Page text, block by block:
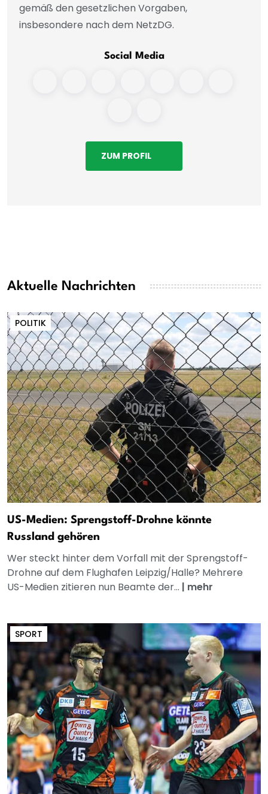
gemäß den gesetzlichen Vorgaben,
insbesondere nach dem NetzDG.
Social Media
ZUM PROFIL
Aktuelle Nachrichten
POLITIK
US-Medien: Sprengstoff-Drohne könnte
Russland gehören
Wer steckt hinter dem Vorfall mit der Sprengstoff-
Drohne auf dem Flughafen Leipzig/Halle? Mehrere
US-Medien zitieren nun Beamte der... | mehr
SPORT